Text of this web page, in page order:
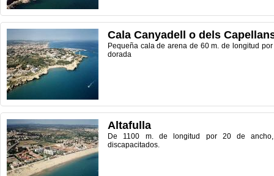
Cala Canyadell o dels
Pequeña cala de arena de 60 m. de longitud
dorada
Altafulla
De 1100 m. de longitud por 20 de
discapacitados.